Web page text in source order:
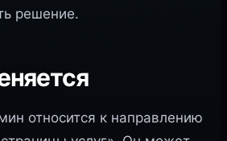
решение.
относится к направлению